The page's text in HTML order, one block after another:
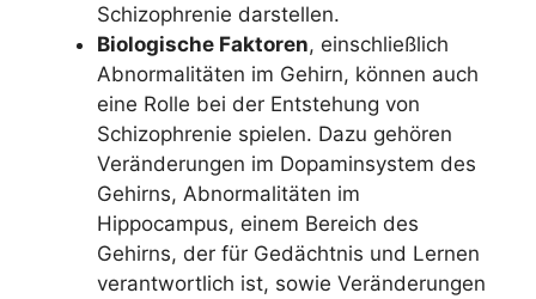
Schizophrenie darstellen.
Biologische Faktoren, einschließlich
Abnormalitäten im Gehirn, können auch
eine Rolle bei der Entstehung von
Schizophrenie spielen. Dazu gehören
Veränderungen im Dopaminsystem des
Gehirns, Abnormalitäten im
Hippocampus, einem Bereich des
Gehirns, der für Gedächtnis und Lernen
verantwortlich ist, sowie Veränderungen